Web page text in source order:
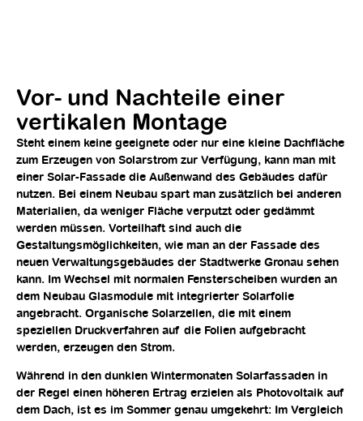
Vor- und Nachteile einer
vertikalen Montage
Steht einem keine geeignete oder nur eine kleine Dachfläche
zum Erzeugen von Solarstrom zur Verfügung, kann man mit
einer Solar-Fassade die Außenwand des Gebäudes dafür
nutzen. Bei einem Neubau spart man zusätzlich bei anderen
Materialien, da weniger Fläche verputzt oder gedämmt
werden müssen. Vorteilhaft sind auch die
Gestaltungsmöglichkeiten, wie man an der Fassade des
neuen Verwaltungsgebäudes der Stadtwerke Gronau sehen
kann. Im Wechsel mit normalen Fensterscheiben wurden an
dem Neubau Glasmodule mit integrierter Solarfolie
angebracht. Organische Solarzellen, die mit einem
speziellen Druckverfahren auf die Folien aufgebracht
werden, erzeugen den Strom.
Während in den dunklen Wintermonaten Solarfassaden in
der Regel einen höheren Ertrag erzielen als Photovoltaik auf
dem Dach, ist es im Sommer genau umgekehrt: Im Vergleich